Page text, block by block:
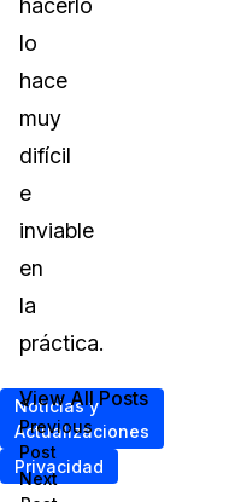
hacerlo
lo
hace
muy
difícil
e
inviable
en
la
práctica.
Noticias y
Actualizaciones
Privacidad
<
Previous
Post
Next
View All Posts